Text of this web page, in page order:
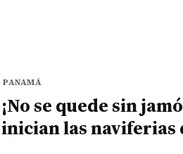
PANAMÁ
¡No se quede sin
inician las naviferias